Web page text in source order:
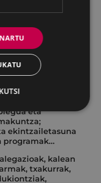
publikoen
egiten diren
okupazioak
azoka),
arbolak
eta
ekintzailetasuna
kalean
txakurrak,